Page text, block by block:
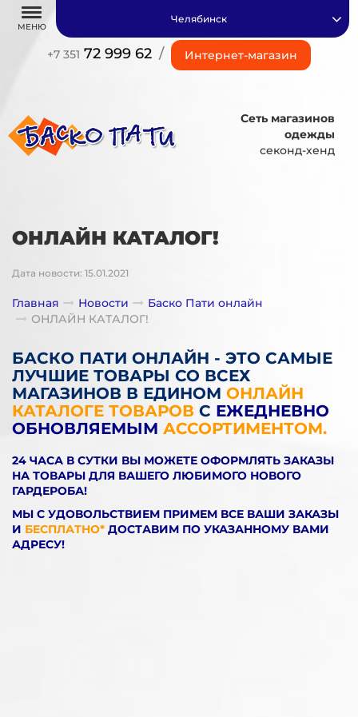
МЕНЮ
+7 351 72 999 62 / Интернет-магазин
Челябинск
Сеть магазинов
одежды
секонд-хенд
ОНЛАЙН КАТАЛОГ!
Дата новости: 15.01.2021
Главная Новости
Баско Пати онлайн
ОНЛАЙН КАТАЛОГ!
БАСКО ПАТИ ОНЛАЙН - ЭТО САМЫЕ
ЛУЧШИЕ ТОВАРЫ СО ВСЕХ
МАГАЗИНОВ В ЕДИНОМ ОНЛАЙН
КАТАЛОГЕ ТОВАРОВ С ЕЖЕДНЕВНО
ОБНОВЛЯЕМЫМ АССОРТИМЕНТОМ.
24 ЧАСА В СУТКИ ВЫ МОЖЕТЕ ОФОРМЛЯТЬ ЗАКАЗЫ
НА ТОВАРЫ ДЛЯ ВАШЕГО ЛЮБИМОГО НОВОГО
ГАРДЕРОБА!
МЫ С УДОВОЛЬСТВИЕМ ПРИМЕМ ВСЕ ВАШИ ЗАКАЗЫ
И БЕСПЛАТНО* ДОСТАВИМ ПО УКАЗАННОМУ ВАМИ
АДРЕСУ!